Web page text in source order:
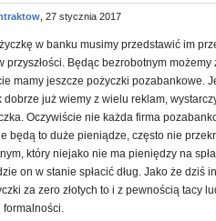
, 27 stycznia 2017
w banku musimy przedstawić im
przyszłości. Będąc bezrobotnym
mamy jeszcze pożyczki pozabankowe.
dobrze już wiemy z wielu reklam,
Oczywiście nie każda firma
będą to duże pieniądze, często nie
który niejako nie ma pieniędzy na
on w stanie spłacić dług. Jako że
za zero złotych to i z pewnością tacy
formalności.